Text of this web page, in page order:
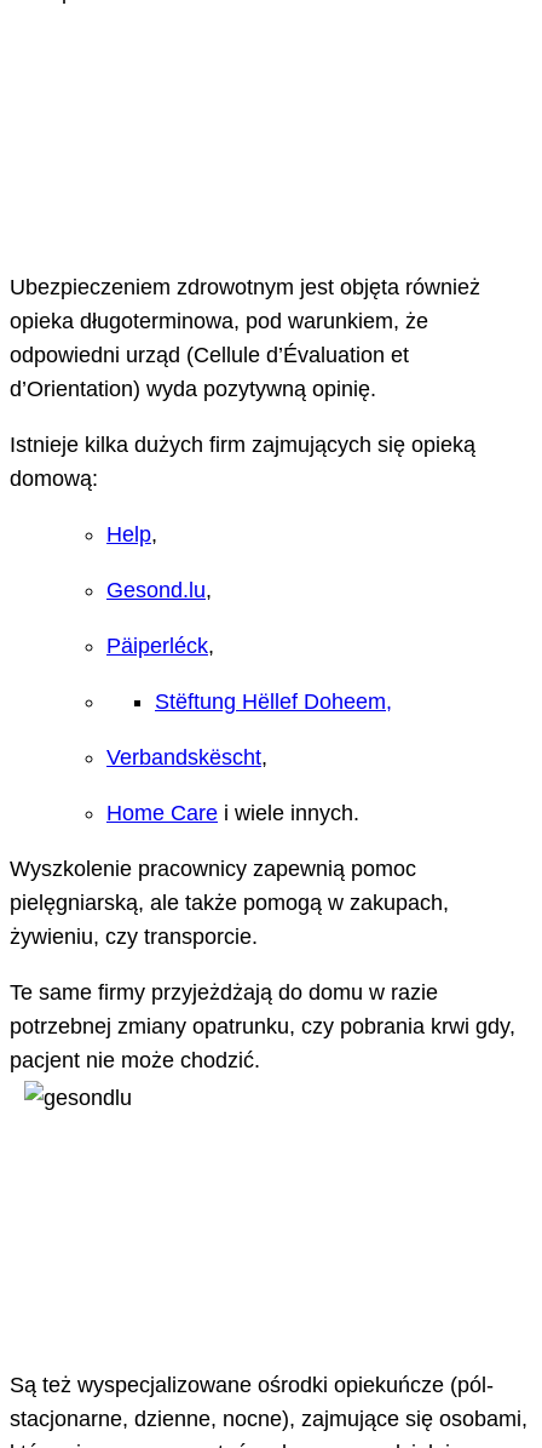
Ubezpieczeniem zdrowotnym jest objęta również
opieka długoterminowa, pod warunkiem, że
odpowiedni urząd (Cellule d’Évaluation et
d’Orientation) wyda pozytywną opinię.
Istnieje kilka dużych firm zajmujących się opieką
domową:
Help,
Gesond.lu,
Päiperléck,
Stëftung Hëllef Doheem,
Verbandskëscht,
Home Care i wiele innych.
Wyszkolenie pracownicy zapewnią pomoc
pielęgniarską, ale także pomogą w zakupach,
żywieniu, czy transporcie.
Te same firmy przyjeżdżają do domu w razie
potrzebnej zmiany opatrunku, czy pobrania krwi gdy,
pacjent nie może chodzić.
Są też wyspecjalizowane ośrodki opiekuńcze (pól-
stacjonarne, dzienne, nocne), zajmujące się osobami,